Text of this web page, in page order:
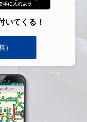
いてくる！
）